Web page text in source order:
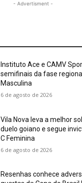
- Advertisment -
Instituto Ace e CAMV
semifinais da fase
Masculina
6 de agosto de 2026
Vila Nova leva a melhor
duelo goiano e segue
C Feminina
6 de agosto de 2026
Resenhas conhece